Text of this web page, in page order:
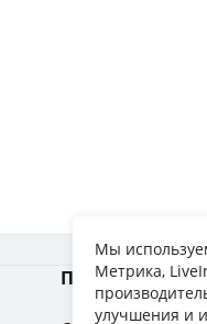
Покупателю
Мы
Метрика,
улучшения и